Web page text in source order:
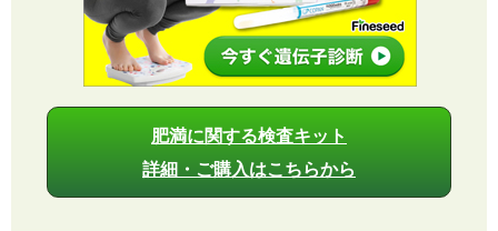
肥満に関する検査キット
詳細・ご購入はこちらから